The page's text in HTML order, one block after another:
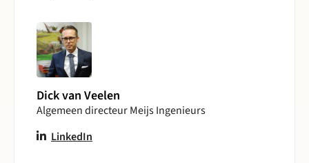
Dick van Veelen
Algemeen directeur Meijs Ingenieurs
LinkedIn